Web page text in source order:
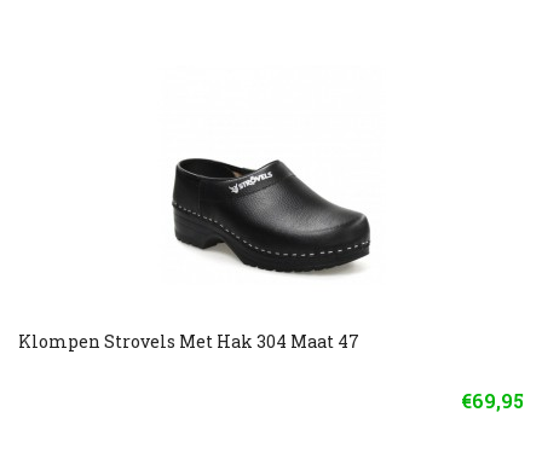
Klompen Strovels Met Hak 304 Maat 47
€69,95